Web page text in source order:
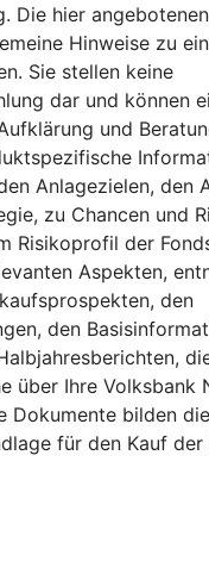
Die hier
Hinweise zu
Sie stellen keine
dar und können
und
Anlagezielen, den
zu Chancen und
Risikoprofil der
Aspekten,
den
den
über Ihre Volksbank
Dokumente bilden
für den Kauf der